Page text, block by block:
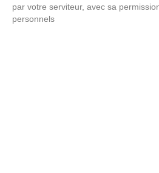
par votre serviteur, avec sa
personnels